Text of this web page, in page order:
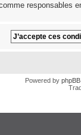
Powered by phpBB